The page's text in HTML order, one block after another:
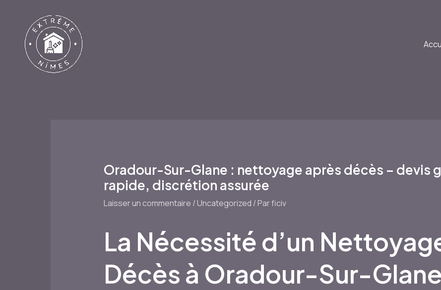
contenu
Oradour-Sur-Glane : nettoyage après décès – devis
rapide, discrétion assurée
Laisser un commentaire /Uncategorized / Parficiv
La Nécessité d’un
Décès à Oradour-Sur-Glane